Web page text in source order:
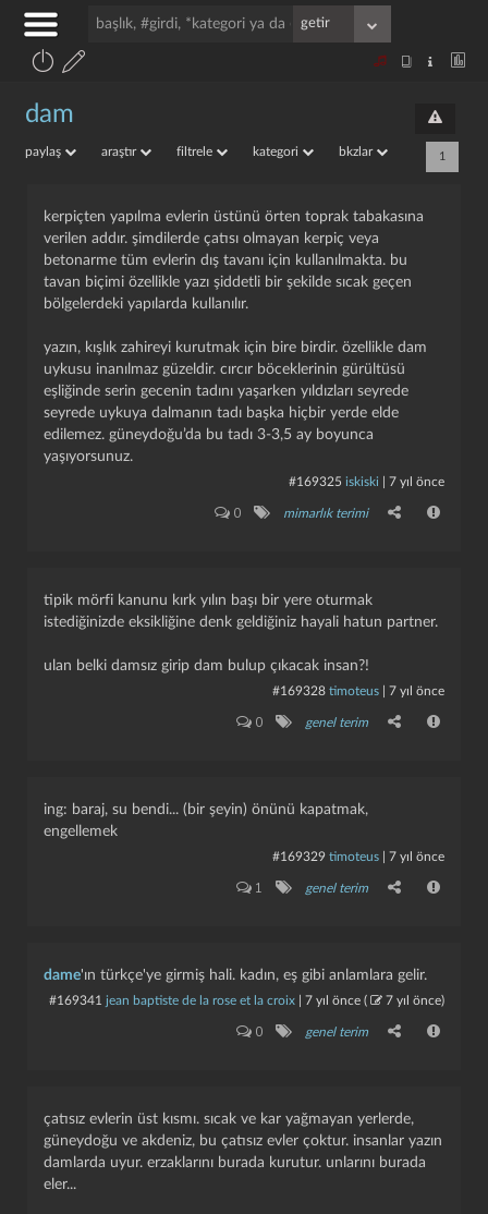
dam
paylaş araştır filtrele kategori bkzlar 1
kerpiçten yapılma evlerin üstünü örten toprak tabakasına
verilen addır. şimdilerde çatısı olmayan kerpiç veya
betonarme tüm evlerin dış tavanı için kullanılmakta. bu
tavan biçimi özellikle yazı şiddetli bir şekilde sıcak geçen
bölgelerdeki yapılarda kullanılır.
yazın, kışlık zahireyi kurutmak için bire birdir. özellikle dam
uykusu inanılmaz güzeldir. cırcır böceklerinin gürültüsü
eşliğinde serin gecenin tadını yaşarken yıldızları seyrede
seyrede uykuya dalmanın tadı başka hiçbir yerde elde
edilemez. güneydoğu’da bu tadı 3-3,5 ay boyunca
yaşıyorsunuz.
#169325 iskiski 7 yıl önce
0 mimarlık terimi
tipik mörfi kanunu kırk yılın başı bir yere oturmak
istediğinizde eksikliğine denk geldiğiniz hayali hatun partner.
ulan belki damsız girip dam bulup çıkacak insan?!
#169328 timoteus 7 yıl önce
0 genel terim
ing: baraj, su bendi... (bir şeyin) önünü kapatmak,
engellemek
#169329 timoteus 7 yıl önce
1 genel terim
dame'ın türkçe'ye girmiş hali. kadın, eş gibi anlamlara gelir.
#169341 jean baptiste de la rose et la croix 7 yıl önce ( 7 yıl önce)
0 genel terim
çatısız evlerin üst kısmı. sıcak ve kar yağmayan yerlerde,
güneydoğu ve akdeniz, bu çatısız evler çoktur. i̇nsanlar yazın
damlarda uyur. erzaklarını burada kurutur. unlarını burada
eler...